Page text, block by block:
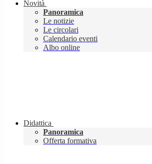
Novità
Panoramica
Le notizie
Le circolari
Calendario eventi
Albo online
Didattica
Panoramica
Offerta formativa